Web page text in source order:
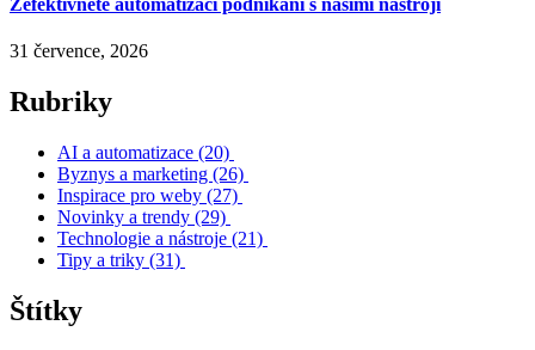
Zefektivněte automatizaci podnikání s našimi nástroji
31 července, 2026
Rubriky
AI a automatizace (20)
Byznys a marketing (26)
Inspirace pro weby (27)
Novinky a trendy (29)
Technologie a nástroje (21)
Tipy a triky (31)
Štítky